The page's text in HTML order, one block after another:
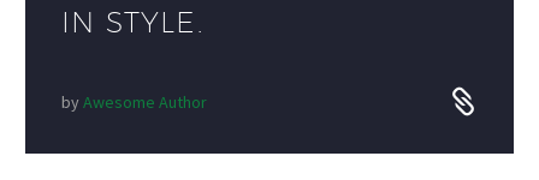
IN STYLE.
byAwesome Author